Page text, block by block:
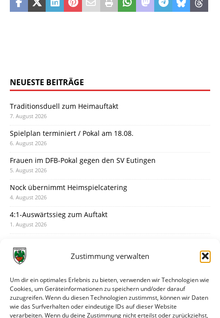
Zustimmung verwalten
Um dir ein optimales Erlebnis zu bieten, verwenden wir Technologien wie
Cookies, um Geräteinformationen zu speichern und/oder darauf
zuzugreifen. Wenn du diesen Technologien zustimmst, können wir Daten
wie das Surfverhalten oder eindeutige IDs auf dieser Website
verarbeiten. Wenn du deine Zustimmung nicht erteilst oder zurückziehst,
NEUESTE BEITRÄGE
Traditionsduell zum Heimauftakt
7. August 2026
Spielplan terminiert / Pokal am 18.08.
6. August 2026
Frauen im DFB-Pokal gegen den SV Eutingen
5. August 2026
Nock übernimmt Heimspielcatering
4. August 2026
4:1-Auswärtssieg zum Auftakt
1. August 2026
31. Juli 2026
30. Juli 2026
Deine Spielminute: 89+1
28. Juli 2026